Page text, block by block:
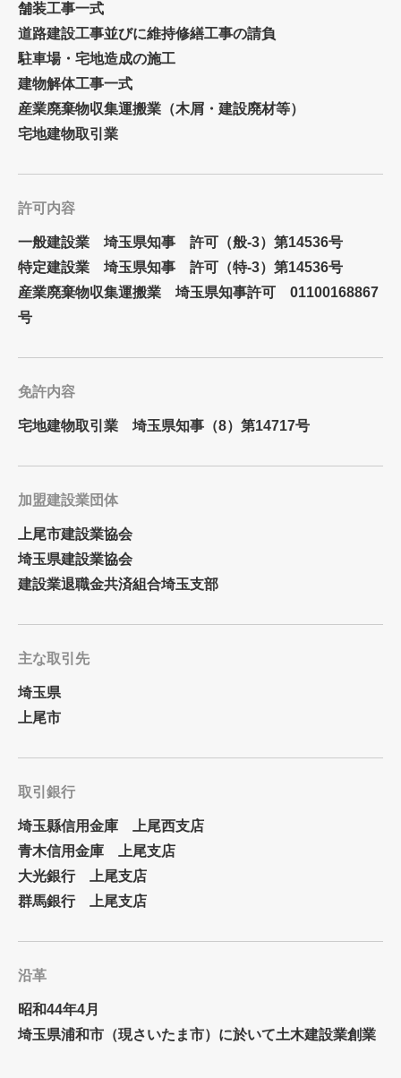
舗装工事一式
道路建設工事並びに維持修繕工事の請負
駐車場・宅地造成の施工
建物解体工事一式
産業廃棄物収集運搬業（木屑・建設廃材等）
宅地建物取引業
許可内容
一般建設業 埼玉県知事 許可（般-3）第14536号
特定建設業 埼玉県知事 許可（特-3）第14536号
産業廃棄物収集運搬業 埼玉県知事許可 01100168867
号
免許内容
宅地建物取引業 埼玉県知事（8）第14717号
加盟建設業団体
上尾市建設業協会
埼玉県建設業協会
建設業退職金共済組合埼玉支部
主な取引先
埼玉県
上尾市
取引銀行
埼玉縣信用金庫 上尾西支店
青木信用金庫 上尾支店
大光銀行 上尾支店
群馬銀行 上尾支店
沿革
昭和44年4月
埼玉県浦和市（現さいたま市）に於いて土木建設業創業